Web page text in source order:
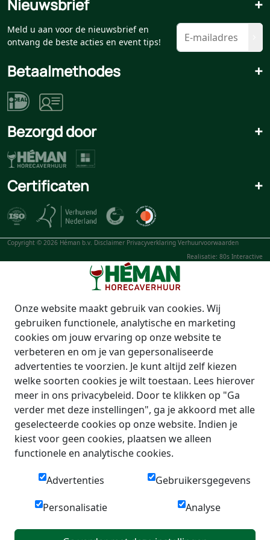
Nieuwsbrief +
Meld u aan voor de nieuwsbrief en
ontvang de beste acties en event tips!
Betaalmethodes +
Bezorgd door +
Certificaten +
Copyright © 2026 Héman b.v. Disclaimer Privacyverklaring Verhuurvoorwaarden
Realisatie: 80s Interactive
Onze website maakt gebruik van cookies. Wij
gebruiken functionele, analytische en marketing
cookies om jouw ervaring op onze website te
verbeteren en om je van gepersonaliseerde
advertenties te voorzien. Je kunt altijd zelf kiezen
welke soorten cookies je wilt toestaan. Lees hierover
meer in ons privacybeleid. Door te klikken op "Ga
verder met deze instellingen", ga je akkoord met alle
geselecteerde cookies op onze website. Indien je
kiest voor geen cookies, plaatsen we alleen
functionele en analytische cookies.
Advertenties Gebruikersgegevens
Personalisatie Analyse